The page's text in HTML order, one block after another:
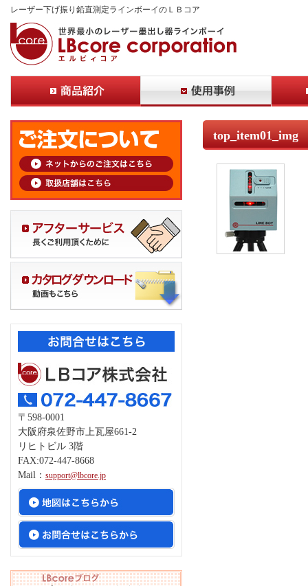
レーザー下げ振り鉛直測定ラインボーイのＬＢコア
top_item01_img
〒598-0001
大阪府泉佐野市上瓦屋661-2
リヒトビル 3階
FAX:072-447-8668
Mail： support@lbcore.jp